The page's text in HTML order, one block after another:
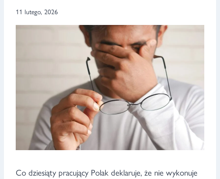
11 lutego, 2026
Co dziesiąty pracujący Polak deklaruje, że nie wykonuje